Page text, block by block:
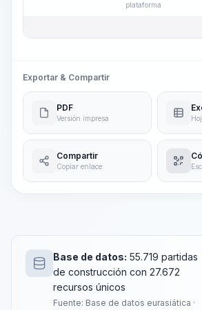
plataforma
Exportar & Compartir
PDF
Versión impresa
Compartir
Copiar enlace
Base de datos: 55.719 partidas
de construcción con 27.672
recursos únicos
Fuente: Base de datos eurasiática ·